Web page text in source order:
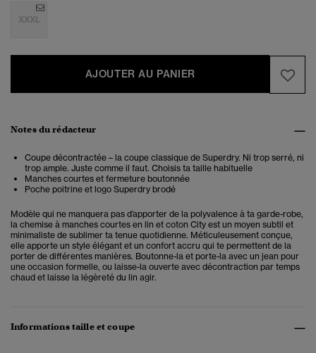
XXXL
AJOUTER AU PANIER
Notes du rédacteur
Coupe décontractée – la coupe classique de Superdry. Ni trop serré, ni
trop ample. Juste comme il faut. Choisis ta taille habituelle
Manches courtes et fermeture boutonnée
Poche poitrine et logo Superdry brodé
Modèle qui ne manquera pas d’apporter de la polyvalence à ta garde-robe,
la chemise à manches courtes en lin et coton City est un moyen subtil et
minimaliste de sublimer ta tenue quotidienne. Méticuleusement conçue,
elle apporte un style élégant et un confort accru qui te permettent de la
porter de différentes manières. Boutonne-la et porte-la avec un jean pour
une occasion formelle, ou laisse-la ouverte avec décontraction par temps
chaud et laisse la légèreté du lin agir.
Informations taille et coupe